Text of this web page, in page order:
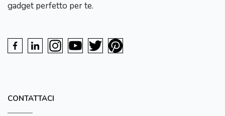
gadget perfetto per te.
CONTATTACI